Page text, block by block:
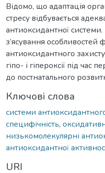
Відомо, що адаптація
стресу відбувається
антиоксидантної
з’ясування особливостей
антиоксидантного
гіпо- і гіпероксії під час
до постнатального
Ключові слова
системи
специфічність,
низькомолекулярні
антиоксидантної
URI